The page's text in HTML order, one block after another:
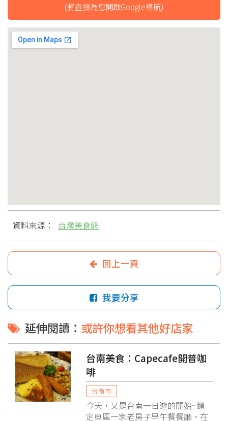
(將直接為您開啟Google導航)
資料來源： 台灣美食網
回上一頁
我要分享
延伸閱讀： 或許你想看其他好店家
台南美食：Capecafe開普咖
啡
台南市
今天，又是台南一日遊的開始~鎖
定東區一家老房子早午餐餐廳，在